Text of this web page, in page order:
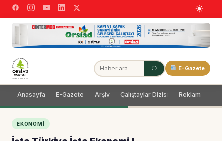
E-Gazete
Anasayfa E-Gazete Arşiv Çalıştaylar Dizisi Reklam
EKONOMI